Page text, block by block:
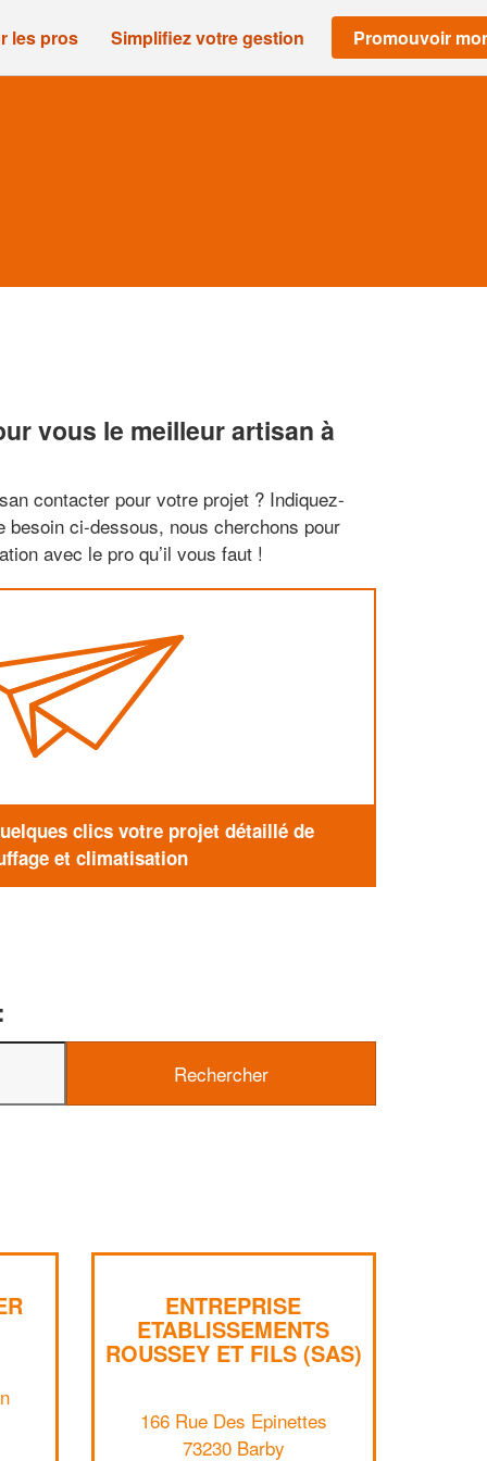
les pros Simplifiez votre gestion Promouvoir
vous le meilleur artisan à
contacter pour votre projet ? Indiquez-
besoin ci-dessous, nous cherchons pour
avec le pro qu’il vous faut !
clics votre projet détaillé de
et climatisation
ENTREPRISE
ETABLISSEMENTS
ROUSSEY ET FILS (SAS)
166 Rue Des Epinettes
73230 Barby
Vous êtes un
Augmentez votrechiffre d'affaires
vosmargestout en gagnant de
En savoir plus